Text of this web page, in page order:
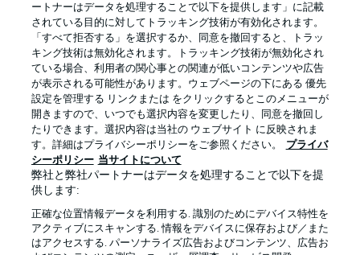
プライバシー・ポリシー 優先設定を管理する
利用条件 放送局
求人 選手
当サイトについて
ートナーはデータを処理することで以下を提供します」に記載
されている目的に対してトラッキング技術が有効化されます。
「すべて拒否する」を選択するか、同意を撤回すると、トラッ
キング技術は無効化されます。トラッキング技術が無効化され
ている場合、利用者の関心事との関連が低いコンテンツや広告
が表示される可能性があります。ウェブページの下にある 優先
設定を管理する リンクまたは をクリックするとこのメニューが
開きますので、いつでも選択内容を変更したり、同意を撤回し
たりできます。選択内容は当社の ウェブサイト に反映されま
す。詳細はプライバシーポリシーをご参照ください。
プライバ
シーポリシー 当サイトについて
弊社と弊社パートナーはデータを処理することで以下を提
供します:
正確な位置情報データを利用する. 識別のためにデバイス特性を
アクティブにスキャンする. 情報をデバイスに保存および／また
はアクセスする. パーソナライズ広告およびコンテンツ、広告お